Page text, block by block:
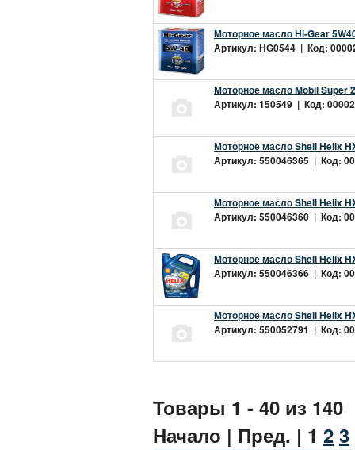
Моторное масло Hi-Gear
Артикул: HG0544 | Код:
Моторное масло Mobil Super
Артикул: 150549 | Код:
Моторное масло Shell Helix
Артикул: 550046365 | Код:
Моторное масло Shell Helix
Артикул: 550046360 | Код:
Моторное масло Shell Helix
Артикул: 550046366 | Код:
Моторное масло Shell Helix
Артикул: 550052791 | Код:
Товары 1 - 40 из 140
Начало | Пред. | 1 2 3